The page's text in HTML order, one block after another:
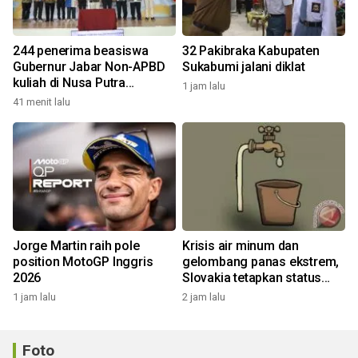
244 penerima beasiswa
Gubernur Jabar Non-APBD
kuliah di Nusa Putra
University
41 menit lalu
32 Pakibraka Kabupaten
Sukabumi jalani diklat
1 jam lalu
Jorge Martin raih pole
position MotoGP Inggris
2026
1 jam lalu
Krisis air minum dan
gelombang panas ekstrem,
Slovakia tetapkan status
darurat
2 jam lalu
Foto